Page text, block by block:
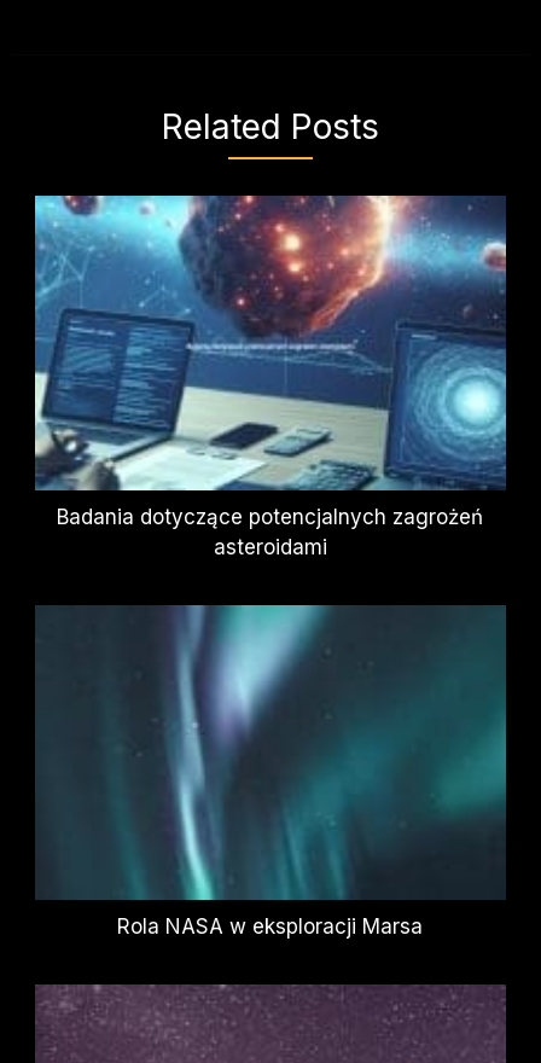
Related Posts
Badania dotyczące potencjalnych zagrożeń
asteroidami
Rola NASA w eksploracji Marsa